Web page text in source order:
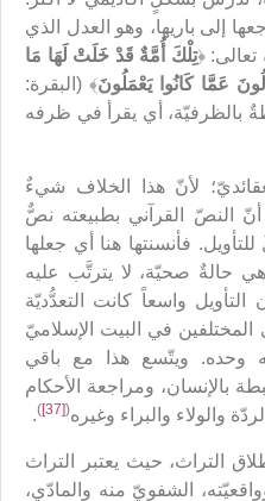
إلى باريها، وهو العدل الذي
تعالى: ﴿تِلْكَ أُمَّةٌ قَدْ خَلَتْ لَهَا مَا
عَمَّا كَانُوا يَعْمَلُونَ﴾ (البقرة:
بالظرفيّة، أي يقرأ في ظرفه
لأنّ هذا الخلاف شيءٌ
النصّ القرآني بطبيعته نصٌّ
فأنسنتها هنا أي جعلها
حالةٌ صحيّة، لا يترتَّب عليه
التأويل واسعاً كانت التعدُّديّة
في البيت الإسلاميّ
وحده. ويتّسع هذا مع باقي
بالإنسان، ومراجعة الأحكام
والولاء والبراء وغيره(
[37]
)
.
التراث، حيث يعتبر التراث
الشفويّ منه والمادّي،